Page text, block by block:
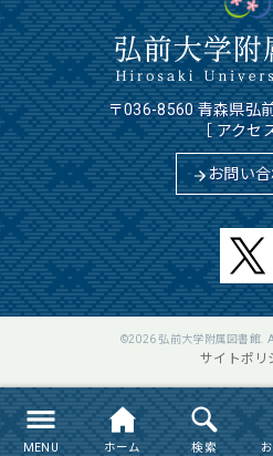
MENU ホーム 検索
〒036-8560 青森県弘
［アクセ
お問い
©2026弘前大学附属図書館.
サイトポリ